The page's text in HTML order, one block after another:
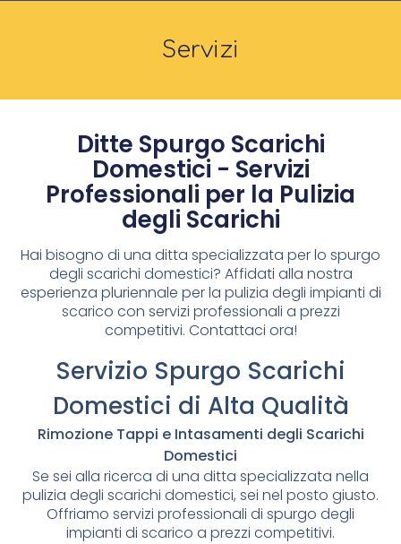
Servizi
Ditte Spurgo Scarichi
Domestici - Servizi
Professionali per la Pulizia
degli Scarichi
Hai bisogno di una ditta specializzata per lo spurgo
degli scarichi domestici? Affidati alla nostra
esperienza pluriennale per la pulizia degli impianti di
scarico con servizi professionali a prezzi
competitivi. Contattaci ora!
Servizio Spurgo Scarichi
Domestici di Alta Qualità
Rimozione Tappi e Intasamenti degli Scarichi
Domestici
Se sei alla ricerca di una ditta specializzata nella
pulizia degli scarichi domestici, sei nel posto giusto.
Offriamo servizi professionali di spurgo degli
impianti di scarico a prezzi competitivi.